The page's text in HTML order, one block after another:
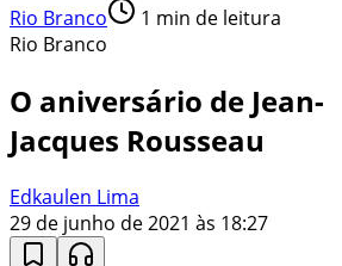
Rio Branco 1 min de leitura
Rio Branco
O aniversário de Jean-
Jacques Rousseau
Edkaulen Lima
29 de junho de 2021 às 18:27